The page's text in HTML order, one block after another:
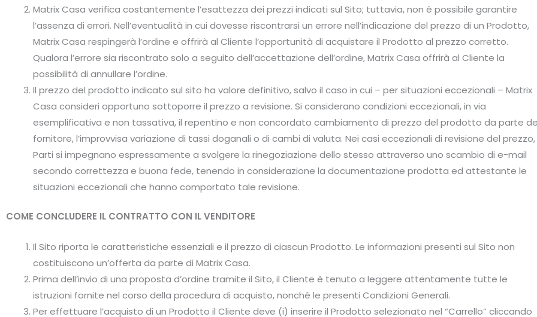
Matrix Casa verifica costantemente l’esattezza dei prezzi indicati sul Sito; tuttavia, non è possibile garantire
l’assenza di errori. Nell’eventualità in cui dovesse riscontrarsi un errore nell’indicazione del prezzo di un Prodotto,
Matrix Casa respingerà l’ordine e offrirà al Cliente l’opportunità di acquistare il Prodotto al prezzo corretto.
Qualora l’errore sia riscontrato solo a seguito dell’accettazione dell’ordine, Matrix Casa offrirà al Cliente la
possibilità di annullare l’ordine.
Il prezzo del prodotto indicato sul sito ha valore definitivo, salvo il caso in cui – per situazioni eccezionali – Matrix
Casa consideri opportuno sottoporre il prezzo a revisione. Si considerano condizioni eccezionali, in via
esemplificativa e non tassativa, il repentino e non concordato cambiamento di prezzo del prodotto da parte
fornitore, l’improvvisa variazione di tassi doganali o di cambi di valuta. Nei casi eccezionali di revisione del prezzo,
Parti si impegnano espressamente a svolgere la rinegoziazione dello stesso attraverso uno scambio di e-mail
secondo correttezza e buona fede, tenendo in considerazione la documentazione prodotta ed attestante le
situazioni eccezionali che hanno comportato tale revisione.
COME CONCLUDERE IL CONTRATTO CON IL VENDITORE
Il Sito riporta le caratteristiche essenziali e il prezzo di ciascun Prodotto. Le informazioni presenti sul Sito non
costituiscono un’offerta da parte di Matrix Casa.
Prima dell’invio di una proposta d’ordine tramite il Sito, il Cliente è tenuto a leggere attentamente tutte le
istruzioni fornite nel corso della procedura di acquisto, nonché le presenti Condizioni Generali.
Per effettuare l’acquisto di un Prodotto il Cliente deve (i) inserire il Prodotto selezionato nel “Carrello” cliccando